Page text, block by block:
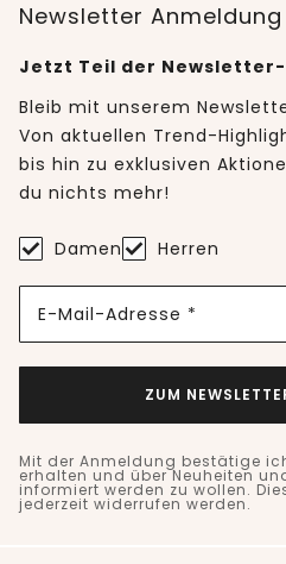
Newsletter Anmeldung
Jetzt Teil der
Bleib mit unserem
Von aktuellen Trend-
bis hin zu exklusiven
du nichts mehr!
Damen Herren
E-Mail-Adresse *
ZUM
Mit der Anmeldung bestätige
erhalten und über Neuheiten
informiert werden zu wollen.
jederzeit widerrufen werden.